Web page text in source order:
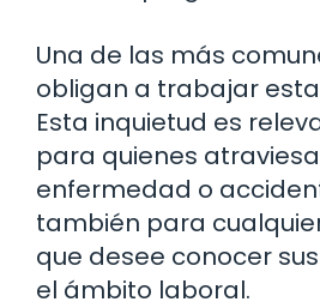
Una de las más
obligan a trabajar
Esta inquietud es
para quienes
enfermedad o
también para
que desee conocer
el ámbito laboral.